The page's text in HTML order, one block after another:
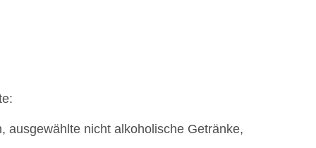
ausgewählte nicht alkoholische Getränke,